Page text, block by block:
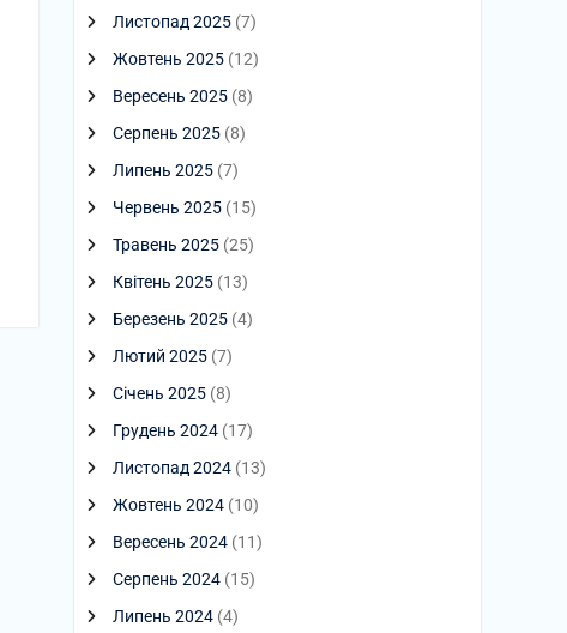
Листопад 2025 (7)
Жовтень 2025 (12)
Вересень 2025 (8)
Серпень 2025 (8)
Липень 2025 (7)
Червень 2025 (15)
Травень 2025 (25)
Квітень 2025 (13)
Березень 2025 (4)
Лютий 2025 (7)
Січень 2025 (8)
Грудень 2024 (17)
Листопад 2024 (13)
Жовтень 2024 (10)
Вересень 2024 (11)
Серпень 2024 (15)
Липень 2024 (4)